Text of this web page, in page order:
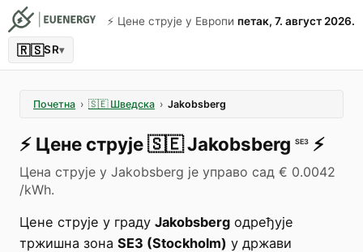
⚡️ Цене струје у Европи петак, 7. август 2026.
🇷🇸SR▾
Почетна › 🇸🇪 Шведска › Jakobsberg
⚡️ Цене струје🇸🇪Jakobsberg SE3 ⚡️
Цена струје у Jakobsberg је управо сад € 0.0042
/kWh.
Цене струје у граду Jakobsberg одређује
тржишна зона SE3 (Stockholm) у држави